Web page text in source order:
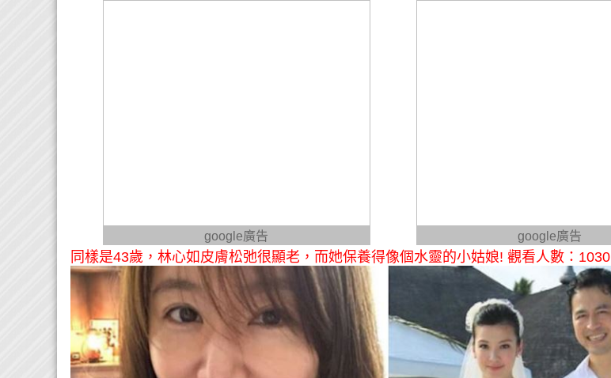
google廣告 google廣告
同樣是43歲，林心如皮膚松弛很顯老，而她保養得像個水靈的小姑娘! 觀看人數：1030